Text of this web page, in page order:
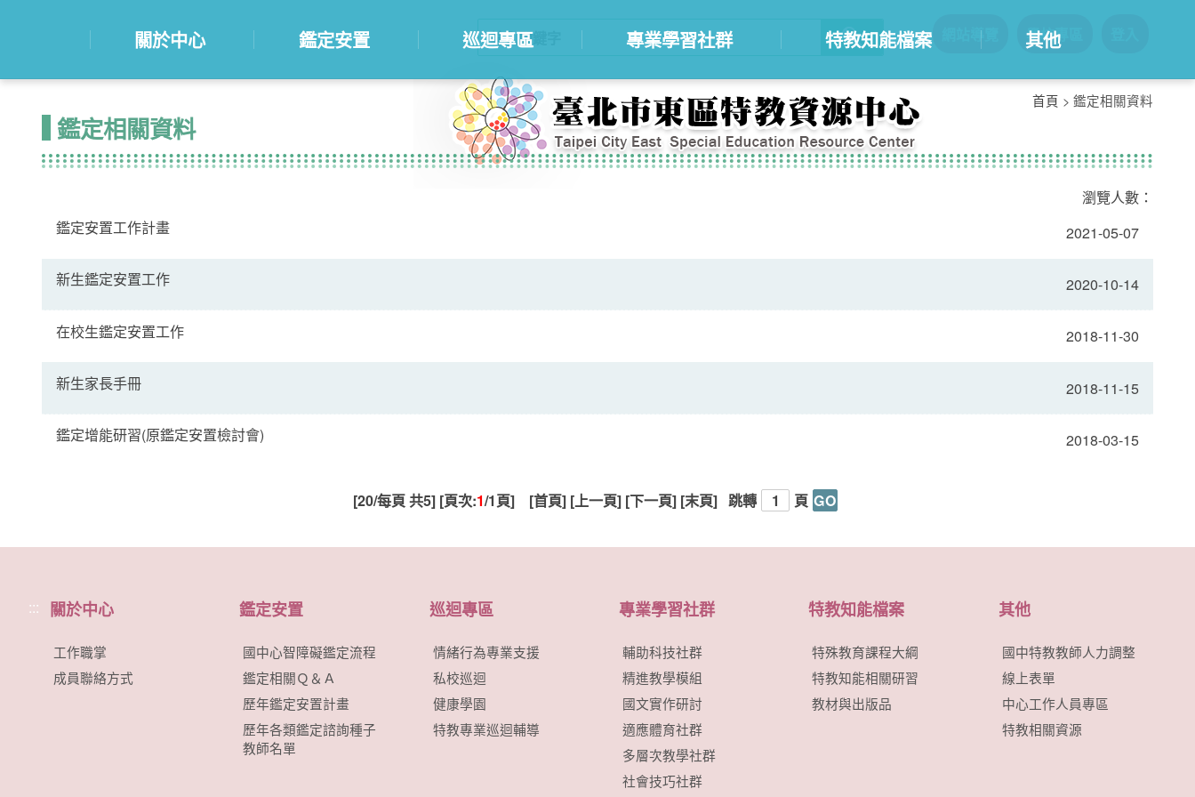
網站導覽 學校專區
關於中心 鑑定安置 巡迴專區 專業學習社群 特教知能檔案 其他
鑑定相關資料
首頁 > 鑑定相關資料
瀏覽人數：
2021-05-07
鑑定安置工作計畫
2020-10-14
新生鑑定安置工作
2018-11-30
在校生鑑定安置工作
2018-11-15
新生家長手冊
2018-03-15
鑑定增能研習(原鑑定安置檢討會)
[20/每頁 共5] [頁次:1/1頁] [首頁] [上一頁] [下一頁] [末頁] 跳轉 頁
::: 關於中心
工作職掌
成員聯絡方式
鑑定安置
國中心智障礙鑑定流程
鑑定相關Ｑ＆Ａ
歷年鑑定安置計畫
歷年各類鑑定諮詢種子
教師名單
巡迴專區
情緒行為專業支援
私校巡迴
健康學園
特教專業巡迴輔導
專業學習社群
輔助科技社群
精進教學模組
國文實作研討
適應體育社群
多層次教學社群
社會技巧社群
特教知能檔案
特殊教育課程大綱
特教知能相關研習
教材與出版品
其他
國中特教教師人力調整
線上表單
中心工作人員專區
特教相關資源